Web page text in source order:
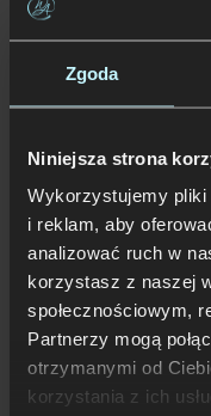
Zgoda
Niniejsza strona
Wykorzystujemy
i reklam, aby
analizować ruch w
korzystasz z naszej
społecznościowym,
Partnerzy mogą
otrzymanymi od
korzystania z ich
WIELKI
Z